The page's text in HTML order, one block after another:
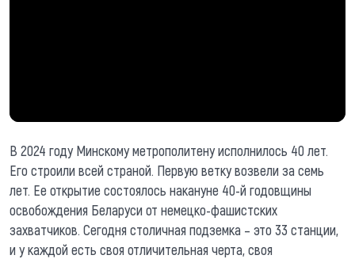
В 2024 году Минскому метрополитену исполнилось 40 лет.
Его строили всей страной. Первую ветку возвели за семь
лет. Ее открытие состоялось накануне 40-й годовщины
освобождения Беларуси от немецко-фашистских
захватчиков. Сегодня столичная подземка – это 33 станции,
и у каждой есть своя отличительная черта, своя